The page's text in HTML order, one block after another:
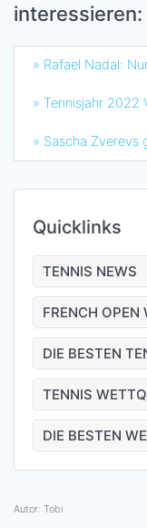
interessieren:
» Rafael Nadal:
» Tennisjahr 2022
» Sascha Zverevs
Quicklinks
TENNIS NEWS
FRENCH OPEN
DIE BESTEN
TENNIS
DIE BESTEN
Autor: Tobi